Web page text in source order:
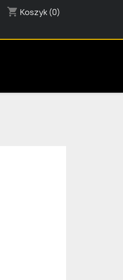
shopping_cart Koszyk (0)